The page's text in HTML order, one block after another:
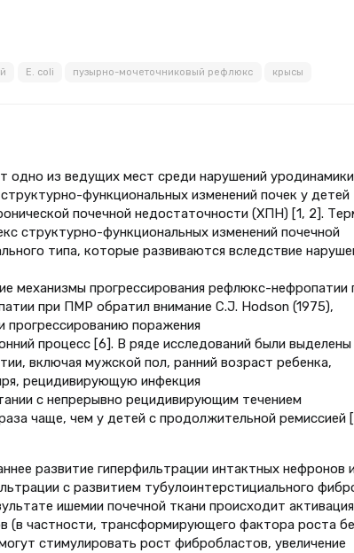
E. coli пузырно-мочеточниковый рефлюкс крысы
из ведущих мест среди нарушений
функциональных изменений почек у детей
почечной недостаточности (ХПН) [1, 2].
структурно-функциональных изменений почечной
типа, которые развиваются вследствие
механизмы прогрессирования рефлюкс-нефропатии
при ПМР обратил внимание C.J. Hodson (1975),
поражения
процесс [6]. В ряде исследований были выделены
включая мужской пол, ранний возраст ребенка,
рецидивирующую инфекция
с непрерывно рецидивирующим течением
чаще, чем у детей с продолжительной ремиссией
развитие гиперфильтрации интактных нефронов
с развитием тубулоинтерстициального
ишемии почечной ткани происходит активация
(в частности, трансформирующего фактора роста
стимулировать рост фибробластов, увеличение